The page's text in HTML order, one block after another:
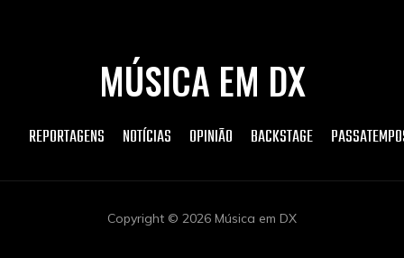
MÚSICA EM DX
REPORTAGENS NOTÍCIAS OPINIÃO BACKSTAGE
Copyright © 2026 Música em DX